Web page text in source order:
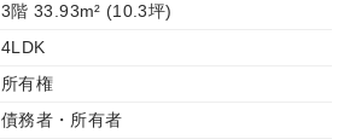
3階 33.93m² (10.3坪)
4LDK
所有権
債務者・所有者